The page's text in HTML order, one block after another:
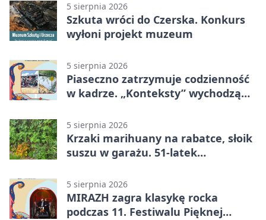
5 sierpnia 2026
Szkuta wróci do Czerska. Konkurs
wyłoni projekt muzeum
5 sierpnia 2026
Piaseczno zatrzymuje codzienność
w kadrze. „Konteksty” wychodzą
5 sierpnia 2026
Krzaki marihuany na rabatce, słoik
suszu w garażu. 51-latek
5 sierpnia 2026
MIRAZH zagra klasykę rocka
podczas 11. Festiwalu Pięknej